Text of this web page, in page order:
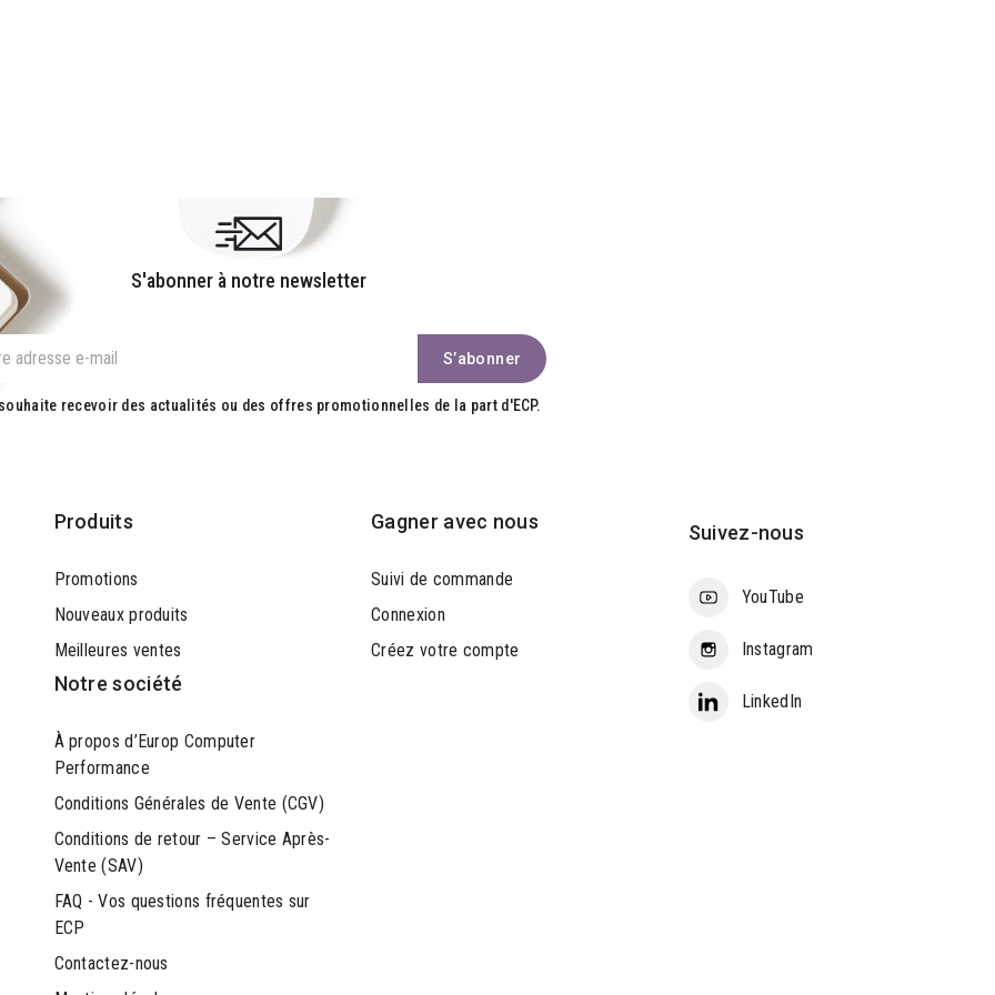
S'abonner à notre newsletter
recevoir des actualités ou des offres promotionnelles de la part d'ECP.
Produits
Promotions
Nouveaux produits
Meilleures ventes
Notre société
À propos d’Europ Computer
Performance
Conditions Générales de Vente (CGV)
Conditions de retour – Service Après-
Vente (SAV)
FAQ - Vos questions fréquentes sur
ECP
Contactez-nous
Gagner avec nous
Suivi de commande
Connexion
Créez votre compte
Suivez-nous
YouTube
Instagram
LinkedIn